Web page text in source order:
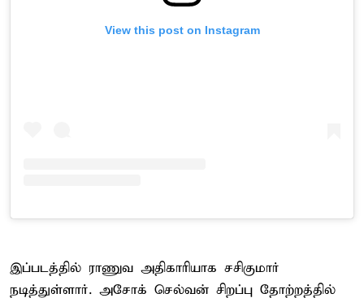
View this post on Instagram
இப்படத்தில் ராணுவ அதிகாரியாக சசிகுமார்
நடித்துள்ளார். அசோக் செல்வன் சிறப்பு தோற்றத்தில்